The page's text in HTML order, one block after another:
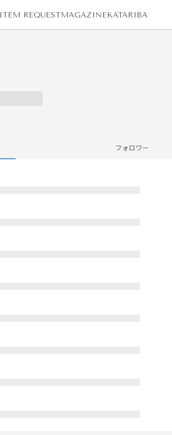
ITEM REQUESTMAGAZINEKATARIBA
フォロワー